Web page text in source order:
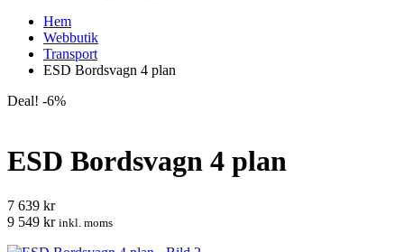
Hem
Webbutik
Transport
ESD Bordsvagn 4 plan
Deal! -6%
ESD Bordsvagn 4 plan
7 639 kr
9 549 kr inkl. moms